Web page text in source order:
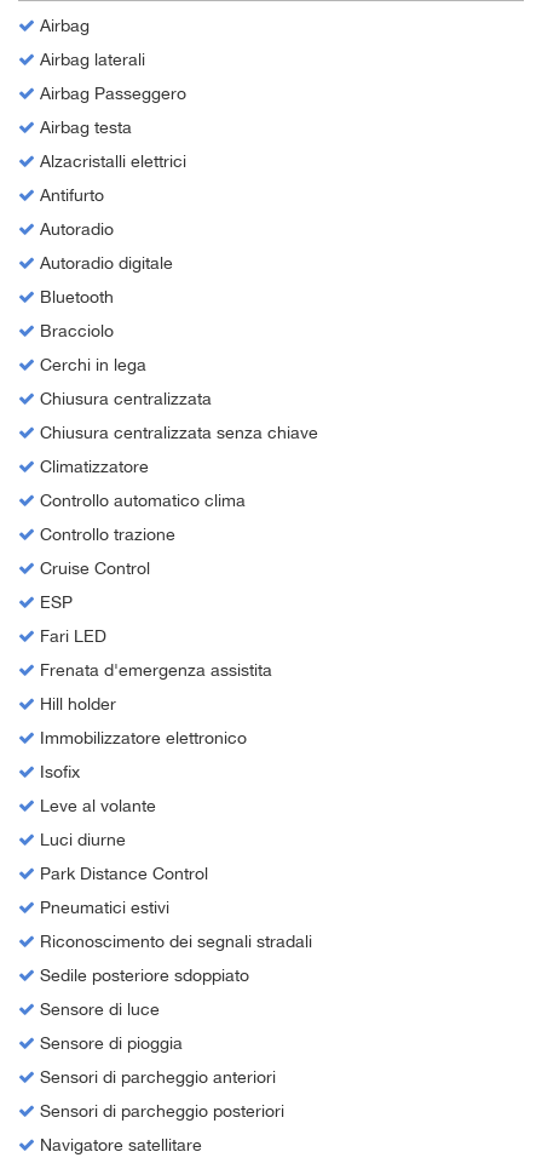
Airbag
Airbag laterali
Airbag Passeggero
Airbag testa
Alzacristalli elettrici
Antifurto
Autoradio
Autoradio digitale
Bluetooth
Bracciolo
Cerchi in lega
Chiusura centralizzata
Chiusura centralizzata senza chiave
Climatizzatore
Controllo automatico clima
Controllo trazione
Cruise Control
ESP
Fari LED
Frenata d'emergenza assistita
Hill holder
Immobilizzatore elettronico
Isofix
Leve al volante
Luci diurne
Park Distance Control
Pneumatici estivi
Riconoscimento dei segnali stradali
Sedile posteriore sdoppiato
Sensore di luce
Sensore di pioggia
Sensori di parcheggio anteriori
Sensori di parcheggio posteriori
Navigatore satellitare